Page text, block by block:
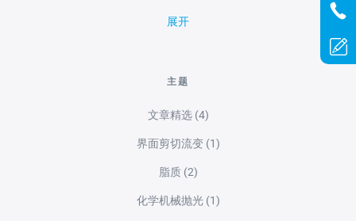
展开
主题
文章精选 (4)
界面剪切流变 (1)
脂质 (2)
化学机械抛光 (1)